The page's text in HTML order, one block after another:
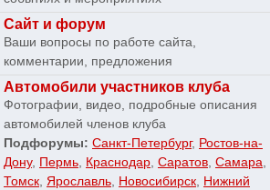
Сайт и форум
Ваши вопросы по работе сайта,
комментарии, предложения
Автомобили участников клуба
Фотографии, видео, подробные описания
автомобилей членов клуба
Подфорумы: Санкт-Петербург, Ростов-на-
Дону, Пермь, Краснодар, Саратов, Самара,
Томск, Ярославль, Новосибирск, Нижний